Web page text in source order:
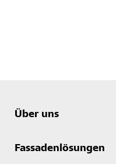
Über uns
Fassadenlösungen